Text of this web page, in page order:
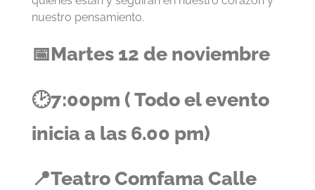
s
e
n
M
e
nuestro pensamiento.
📅Martes 12 de noviembre
🕑7:00pm ( Todo el evento
inicia a las 6.00 pm)
📍Teatro Comfama Calle